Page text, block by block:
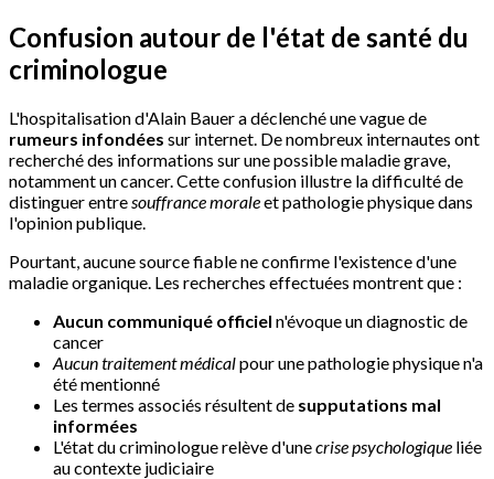
Confusion autour de l'état de santé du
criminologue
L'hospitalisation d'Alain Bauer a déclenché une vague de
rumeurs infondées sur internet. De nombreux internautes ont
recherché des informations sur une possible maladie grave,
notamment un cancer. Cette confusion illustre la difficulté de
distinguer entre souffrance moraleet pathologie physique dans
l'opinion publique.
Pourtant, aucune source fiable ne confirme l'existence d'une
maladie organique. Les recherches effectuées montrent que :
Aucun communiqué officiel n'évoque un diagnostic de
cancer
Aucun traitement médicalpour une pathologie physique n'a
été mentionné
Les termes associés résultent de supputations mal
informées
L'état du criminologue relève d'unecrise psychologique liée
au contexte judiciaire